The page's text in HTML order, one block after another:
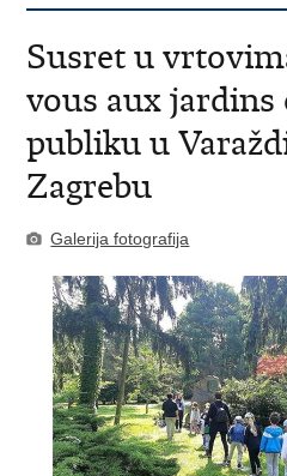
Susret u
vous aux
publiku u
Zagrebu
Galerija fotografija